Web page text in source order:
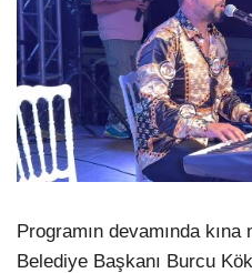
Programın devamında
Belediye Başkanı Burcu